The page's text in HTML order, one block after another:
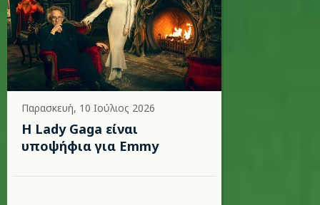
Παρασκευή, 10 Ιούλιος 2026
Η Lady Gaga είναι
υποψήφια για Emmy